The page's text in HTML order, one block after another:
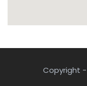
Copyright -